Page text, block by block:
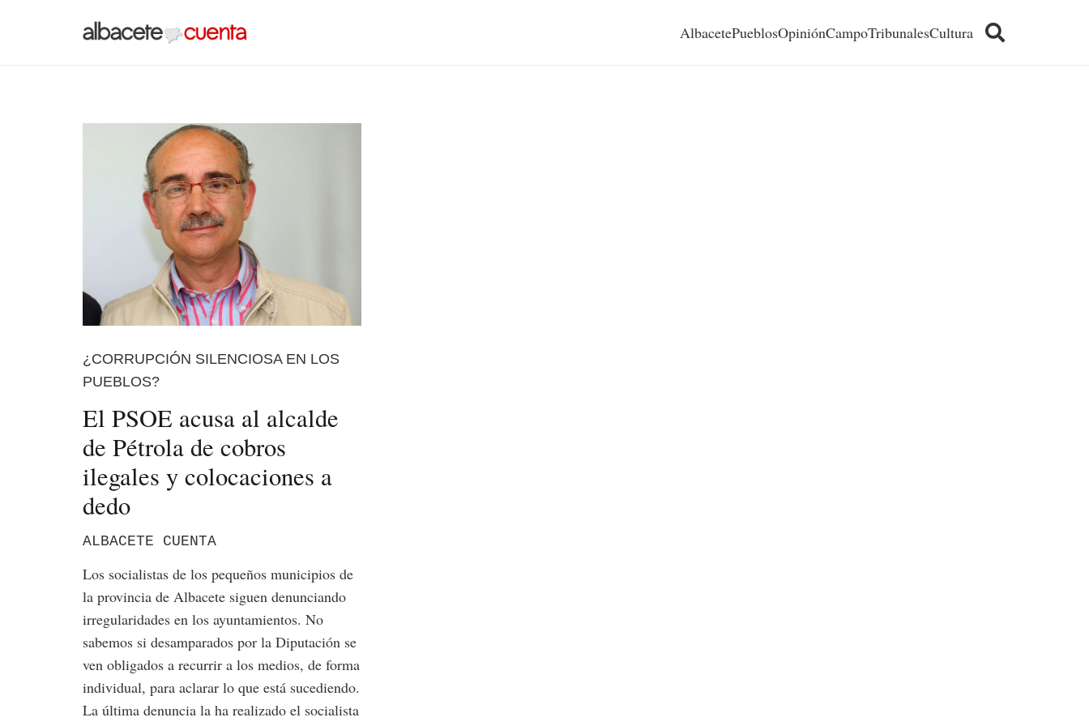
AlbacetePueblosOpiniónCampoTribunalesCultura
¿CORRUPCIÓN SILENCIOSA EN LOS
PUEBLOS?
El PSOE acusa al alcalde
de Pétrola de cobros
ilegales y colocaciones a
dedo
ALBACETE CUENTA
Los socialistas de los pequeños municipios de
la provincia de Albacete siguen denunciando
irregularidades en los ayuntamientos. No
sabemos si desamparados por la Diputación se
ven obligados a recurrir a los medios, de forma
individual, para aclarar lo que está sucediendo.
La última denuncia la ha realizado el socialista